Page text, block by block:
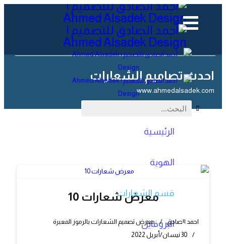
احدث تصاميم الشعارات
www.ahmedalsadek.com
معرض شعارات 10
احمد الصادق
معرض تصميم الشعارات بالرموز المعبرة
30 نيسان/أبريل 2022
البحث...
الرئيسية
الهوية
قسم الشعارات
البروفايل